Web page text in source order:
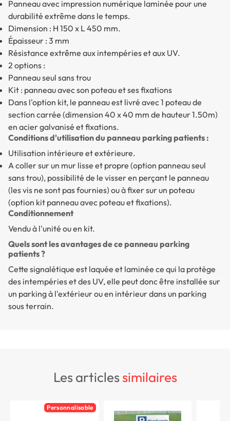
Panneau avec impression numérique laminée pour une
durabilité extrême dans le temps.
Dimension : H 150 x L 450 mm.
Épaisseur : 3 mm
Résistance extrême aux intempéries et aux UV.
2 options :
Panneau seul sans trou
Kit : panneau avec son poteau et ses fixations
Dans l'option kit, le panneau est livré avec 1 poteau de
section carrée (dimension 40 x 40 mm de hauteur 1.50m)
en acier galvanisé et fixations.
Conditions d'utilisation du panneau parking patients :
Utilisation intérieure et extérieure.
A coller sur un mur lisse et propre (option panneau seul
sans trou), possibilité de le visser en perçant le panneau
(les vis ne sont pas fournies) ou à fixer sur un poteau
(option kit panneau avec poteau et fixations).
Conditionnement
Vendu à l'unité ou en kit.
Quels sont les avantages de ce panneau parking
patients ?
Cette signalétique est laquée et laminée ce qui la protège
des intempéries et des UV, elle peut donc être installée sur
un parking à l'extérieur ou en intérieur dans un parking
sous terrain.
les articlessimilaires
Personnalisable